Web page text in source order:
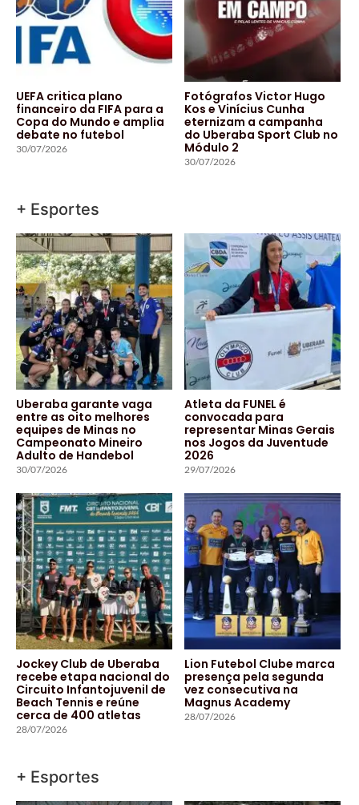
UEFA critica plano
financeiro da FIFA para a
Copa do Mundo e amplia
debate no futebol
30/07/2026
Fotógrafos Victor Hugo
Kos e Vinícius Cunha
eternizam a campanha
do Uberaba Sport Club no
Módulo 2
30/07/2026
+ Esportes
Uberaba garante vaga
entre as oito melhores
equipes de Minas no
Campeonato Mineiro
Adulto de Handebol
30/07/2026
Atleta da FUNEL é
convocada para
representar Minas Gerais
nos Jogos da Juventude
2026
29/07/2026
Jockey Club de Uberaba
recebe etapa nacional do
Circuito Infantojuvenil de
Beach Tennis e reúne
cerca de 400 atletas
28/07/2026
Lion Futebol Clube marca
presença pela segunda
vez consecutiva na
Magnus Academy
28/07/2026
+ Esportes